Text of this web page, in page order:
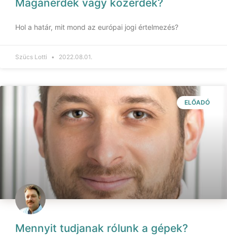
Magánérdek vagy közérdek?
Hol a határ, mit mond az európai jogi értelmezés?
Szücs Lotti 2022.08.01.
ELŐADÓ
Mennyit tudjanak rólunk a gépek?